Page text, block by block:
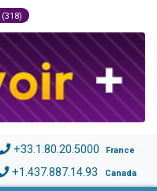
(318)
+33.1.80.20.5000 France
+1.437.887.14.93 Canada